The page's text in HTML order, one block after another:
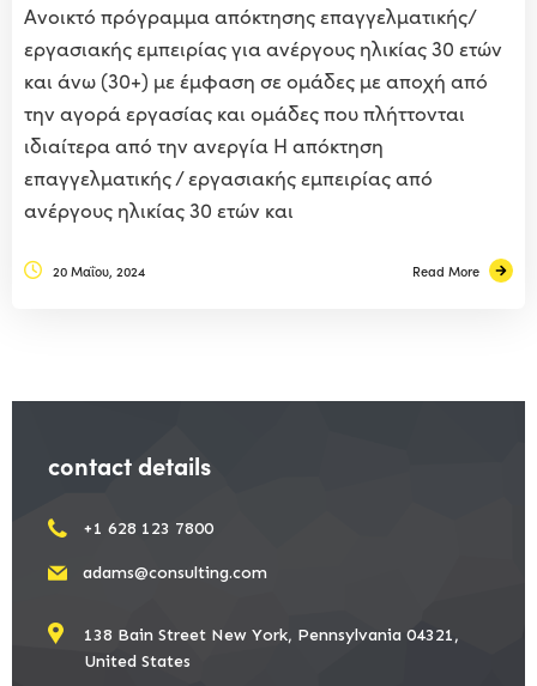
Ανοικτό πρόγραμμα απόκτησης επαγγελματικής/
εργασιακής εμπειρίας για ανέργους ηλικίας 30 ετών
και άνω (30+) με έμφαση σε ομάδες με αποχή από
την αγορά εργασίας και ομάδες που πλήττονται
ιδιαίτερα από την ανεργία Η απόκτηση
επαγγελματικής / εργασιακής εμπειρίας από
ανέργους ηλικίας 30 ετών και
20 Μαΐου, 2024 Read More
contact details
+1 628 123 7800
adams@consulting.com
138 Bain Street New York, Pennsylvania 04321,
United States